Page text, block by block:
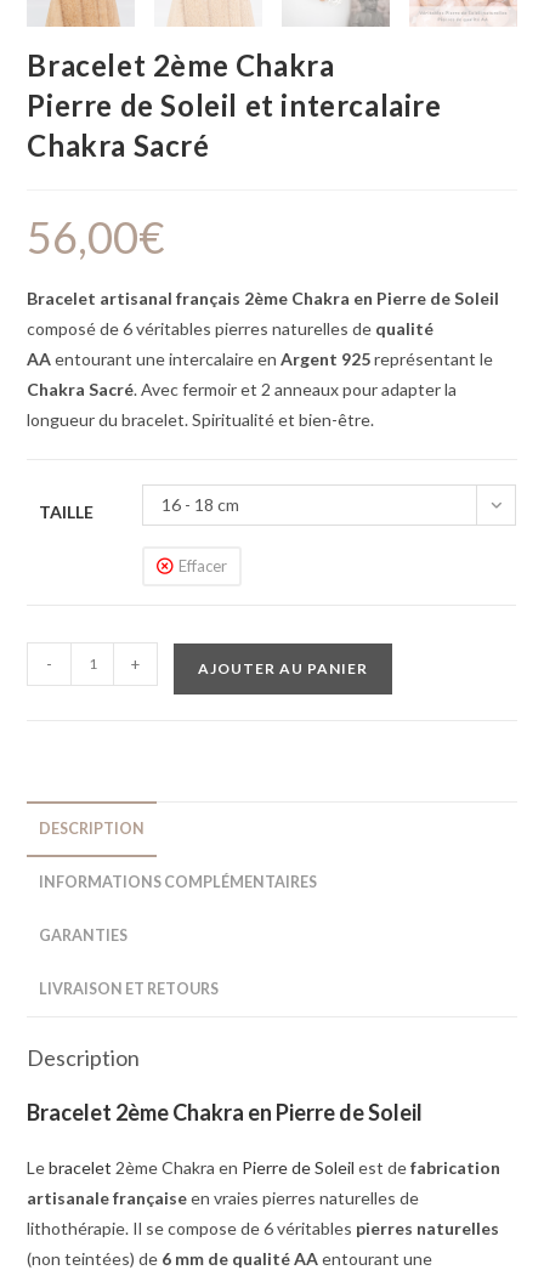
Bracelet 2ème Chakra
Pierre de Soleil et intercalaire
Chakra Sacré
56,00€
Bracelet artisanal français 2ème Chakra en Pierre de Soleil
composé de 6 véritables pierres naturelles de qualité
AAentourant une intercalaire enArgent 925représentant le
Chakra Sacré. Avec fermoir et 2 anneaux pour adapter la
longueur du bracelet. Spiritualité et bien-être.
TAILLE 16 - 18 cm
Effacer
- + AJOUTER AU PANIER
DESCRIPTION
INFORMATIONS COMPLÉMENTAIRES
GARANTIES
LIVRAISON ET RETOURS
Description
Bracelet 2ème Chakra en Pierre de Soleil
Lebracelet 2ème Chakra en Pierre de Soleil est defabrication
artisanale françaiseen vraies pierres naturelles de
lithothérapie. Il se compose de 6 véritables pierres naturelles
(non teintées) de 6 mm de qualité AAentourant une